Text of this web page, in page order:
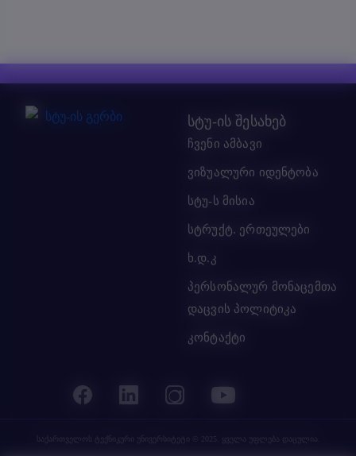
სტუ-ის შესახებ
ჩვენი ამბავი
ვიზუალური იდენტობა
სტუ-ს მისია
სტრუქტ. ერთეულები
ხ.დ.კ
პერსონალურ მონაცემთა
დაცვის პოლიტიკა
კონტაქტი
საქართველოს ტექნიკური უნივერსიტეტი © 2025. ყველა უფლება დაცულია.